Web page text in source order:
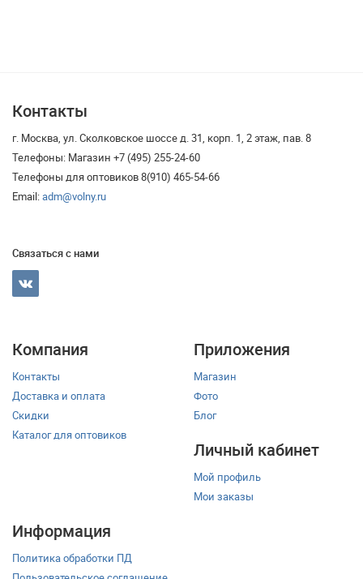
Контакты
г. Москва, ул. Сколковское шоссе д. 31, корп. 1, 2 этаж, пав. 8
Телефоны: Магазин +7 (495) 255-24-60
Телефоны для оптовиков 8(910) 465-54-66
Email:adm@volny.ru
Связаться с нами
Компания
Контакты
Доставка и оплата
Скидки
Каталог для оптовиков
Приложения
Магазин
Фото
Блог
Личный кабинет
Мой профиль
Мои заказы
Информация
Политика обработки ПД